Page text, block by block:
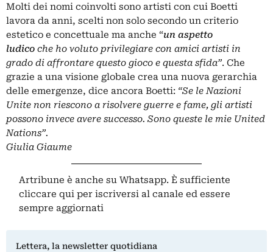
Molti dei nomi coinvolti sono artisti con cui Boetti
lavora da anni, scelti non solo secondo un criterio
estetico e concettuale ma anche “un aspetto
ludico che ho voluto privilegiare con amici artisti in
grado di affrontare questo gioco e questa sfida”. Che
grazie a una visione globale crea una nuova gerarchia
delle emergenze, dice ancora Boetti: “Se le Nazioni
Unite non riescono a risolvere guerre e fame, gli artisti
possono invece avere successo. Sono queste le mie United
Nations”.
Giulia Giaume
Artribune è anche su Whatsapp. È sufficiente
cliccare qui per iscriversi al canale ed essere
sempre aggiornati
Lettera, la newsletter quotidiana